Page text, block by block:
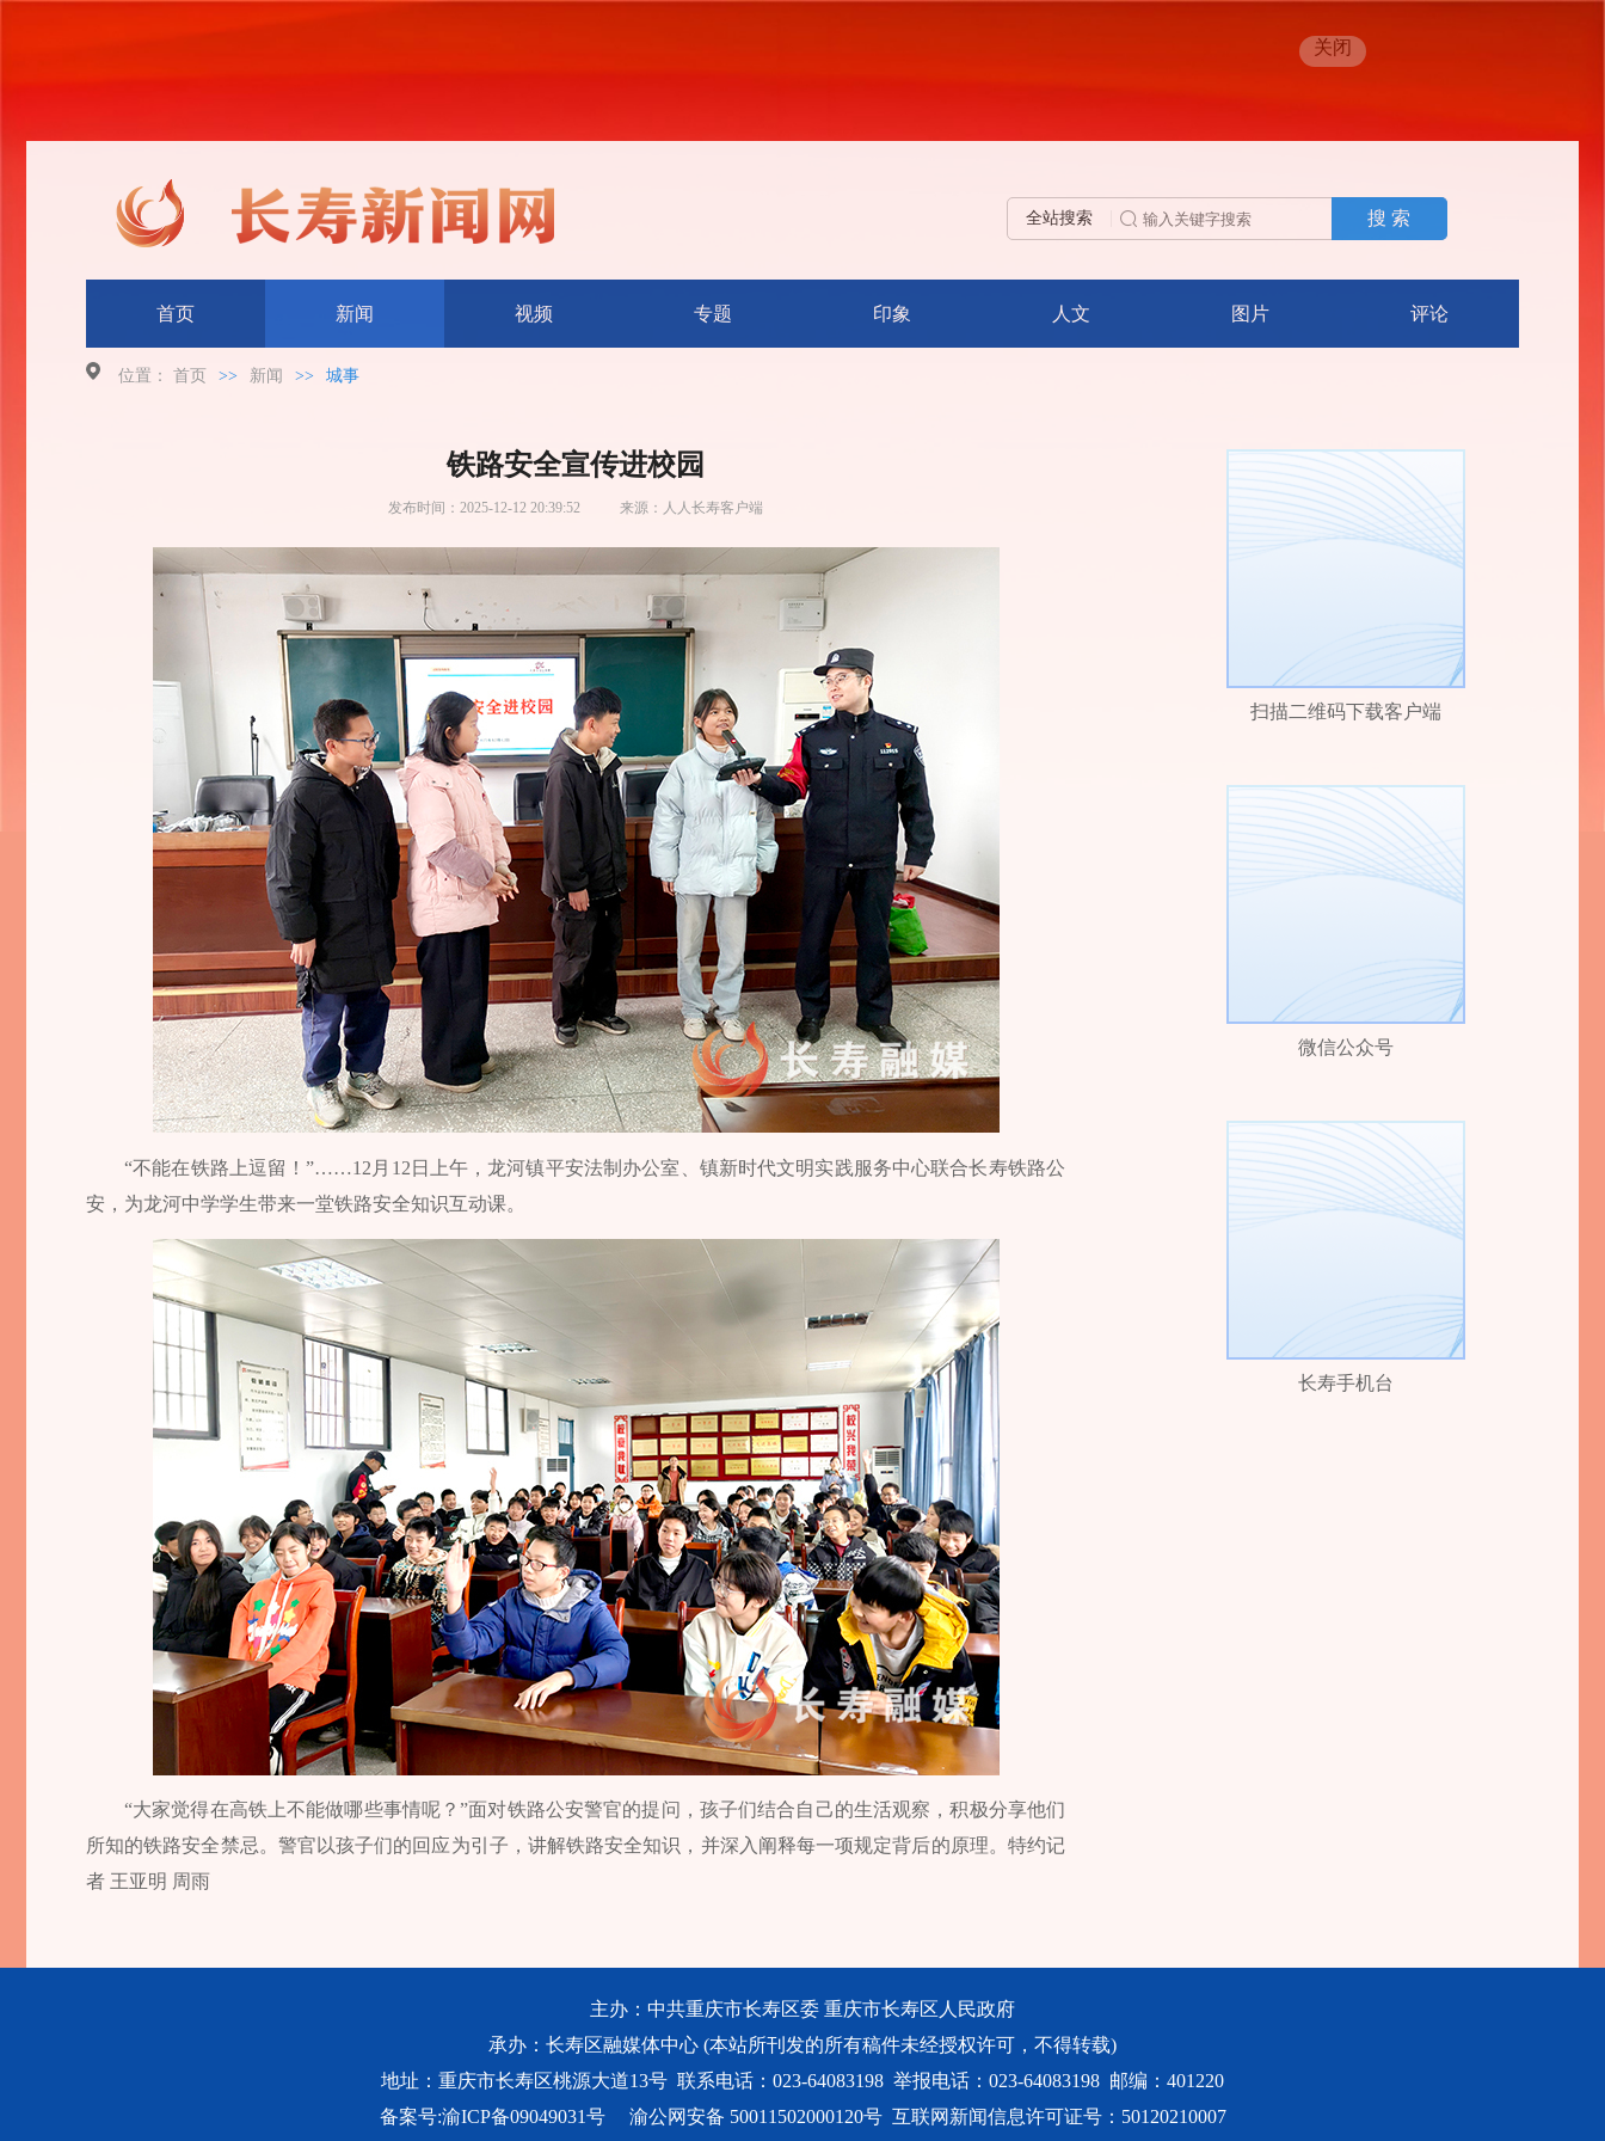
关闭
全站搜索 搜 索
首页 新闻 视频 专题 印象 人文 图片 评论
位置： 首页 >> 新闻 >> 城事
铁路安全宣传进校园
发布时间： 2025-12-12 20:39:52 来源： 人人长寿客户端
“不能在铁路上逗留！”……12月12日上午，龙河镇平安法制办公室、镇新时代文明实践服务中心联合长寿铁路公
安，为龙河中学学生带来一堂铁路安全知识互动课。
“大家觉得在高铁上不能做哪些事情呢？”面对铁路公安警官的提问，孩子们结合自己的生活观察，积极分享他们
所知的铁路安全禁忌。警官以孩子们的回应为引子，讲解铁路安全知识，并深入阐释每一项规定背后的原理。特约记
者 王亚明 周雨
扫描二维码下载客户端
微信公众号
长寿手机台
主办：中共重庆市长寿区委 重庆市长寿区人民政府
承办：长寿区融媒体中心 (本站所刊发的所有稿件未经授权许可，不得转载)
地址：重庆市长寿区桃源大道13号 联系电话：023-64083198 举报电话：023-64083198 邮编：401220
备案号:渝ICP备09049031号 渝公网安备 50011502000120号互联网新闻信息许可证号：50120210007